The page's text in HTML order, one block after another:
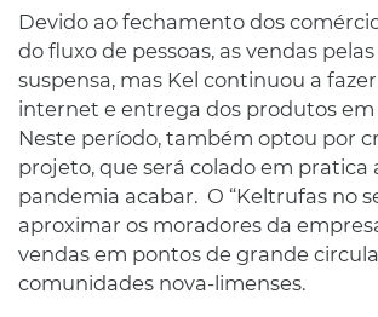
Devido ao fechamento dos
do fluxo de pessoas, as vendas
suspensa, mas Kel continuou a
internet e entrega dos produtos em
Neste período, também optou por
projeto, que será colado em pratica
pandemia acabar. O “Keltrufas no
aproximar os moradores da
vendas em pontos de grande
comunidades nova-limenses.